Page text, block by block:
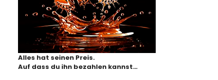
Alles hat seinen Preis.
Auf dass du ihn bezahlen kannst…